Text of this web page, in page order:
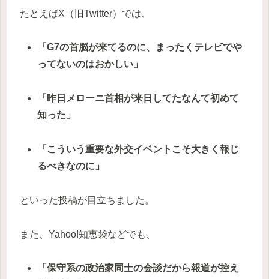
たとえばX（旧Twitter）では、
「G7の首脳が来てるのに、まったくテレビでや
ってないのはおかしい」
「昨日メローニ首相が来日してたなんて初めて
知った」
「こういう重要な外交イベントこそ大きく報じ
るべきなのに」
といった投稿が目立ちました。
また、Yahoo!知恵袋などでも、
「保守系の政治家同士の会談だから報道が控え